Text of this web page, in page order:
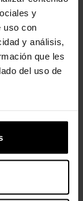
y
uso con
y análisis,
que les
del uso de
Classic...
€
€